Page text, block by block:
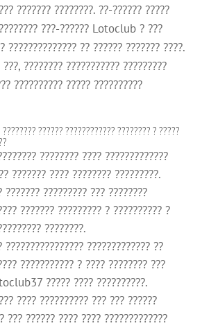
??????? ????????. ??-?????? ?????
???-?????? Lotoclub ? ???
?????????????? ?? ?????? ??????? ????.
???????? ??????????? ?????????
?????????? ????? ??????????
?????? ???????????? ???????? ? ?????
???????? ???? ?????????????
??????? ???? ???????? ?????????.
??????? ????????? ??? ????????
??????? ????????? ? ?????????? ?
????????.
???????????????? ????????????? ??
??????????? ? ???? ???????? ???
????? ???? ??????????.
???? ?????????? ??? ??? ??????
??? ?????? ???? ???? ?????????????